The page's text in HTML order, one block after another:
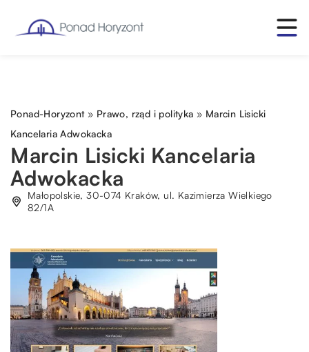
Ponad-Horyzont» Prawo, rząd i polityka » Marcin Lisicki
Kancelaria Adwokacka
Marcin Lisicki Kancelaria
Adwokacka
Małopolskie, 30-074 Kraków, ul. Kazimierza Wielkiego
82/1A